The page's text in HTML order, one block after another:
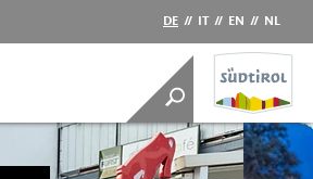
DE // IT // EN // NL